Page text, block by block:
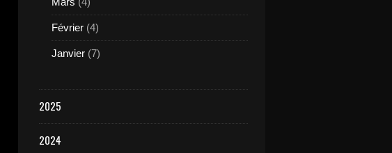
Février (4)
Janvier (7)
2025
2024